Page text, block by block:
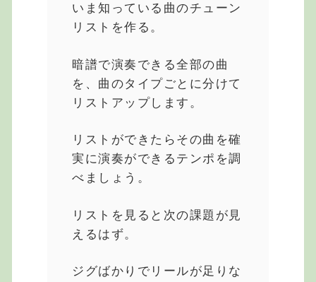
いま知っている曲のチューン
リストを作る。
暗譜で演奏できる全部の曲
を、曲のタイプごとに分けて
リストアップします。
リストができたらその曲を確
実に演奏ができるテンポを調
べましょう。
リストを見ると次の課題が見
えるはず。
ジグばかりでリールが足りな